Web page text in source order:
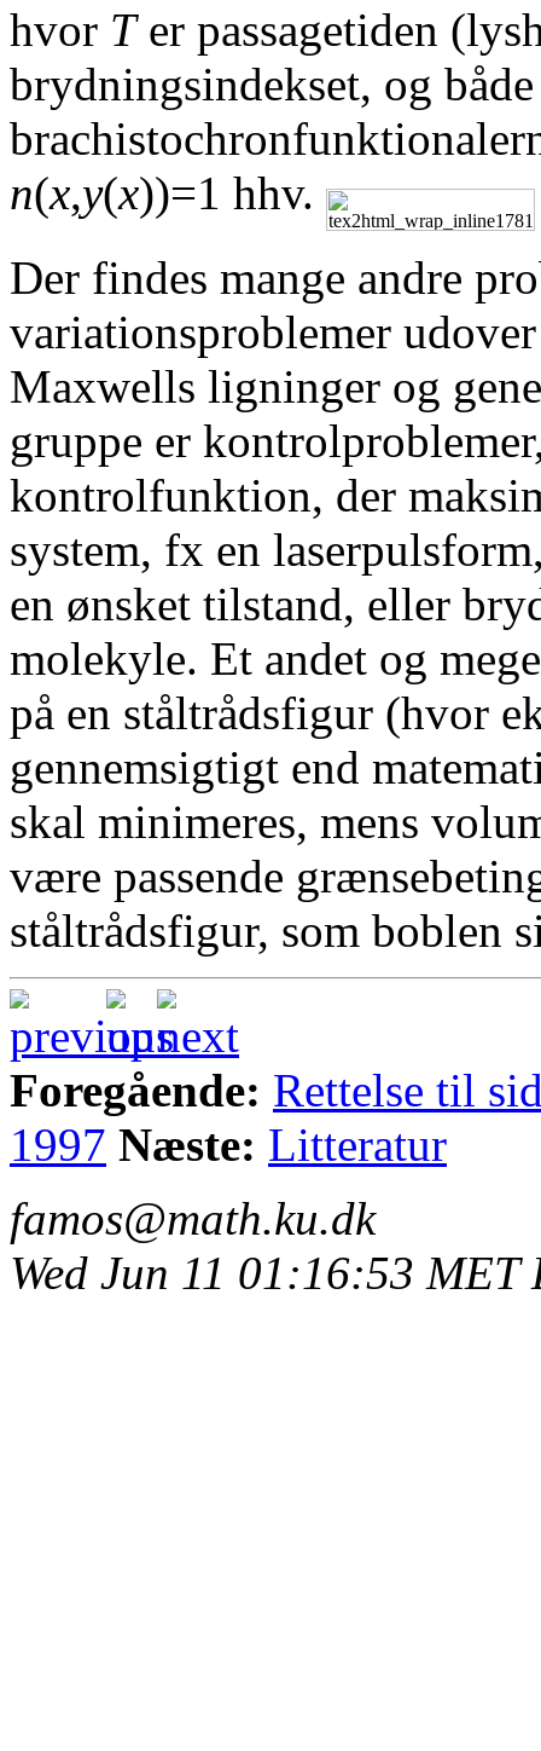
hvor Ter passagetiden
brydningsindekset, og
n(x,y(x))=1 hhv.
Der findes mange andre
variationsproblemer
Maxwells ligninger og
gruppe er
kontrolfunktion, der
system, fx en
en ønsket tilstand, eller
molekyle. Et andet og
på en ståltrådsfigur (hvor
gennemsigtigt end
skal minimeres, mens
være passende
ståltrådsfigur, som boblen
Foregående: Rettelse til
1997 Næste: Litteratur
famos@math.ku.dk
Wed Jun 11 01:16:53 MET